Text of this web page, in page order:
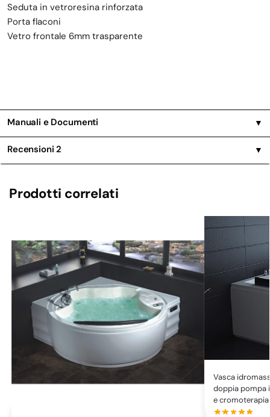
Seduta in vetroresina rinforzata
Porta flaconi
Vetro frontale 6mm trasparente
Manuali e Documenti ▼
Recensioni2 ▼
Prodotti correlati
Vasca
doppia pompa
e